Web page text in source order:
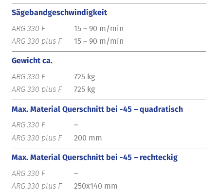
Sägebandgeschwindigkeit
15 – 90 m/min
15 – 90 m/min
Gewicht ca.
725 kg
725 kg
Max. Material Querschnitt bei -45 – quadratisch
–
200 mm
Max. Material Querschnitt bei -45 – rechteckig
–
250x140 mm